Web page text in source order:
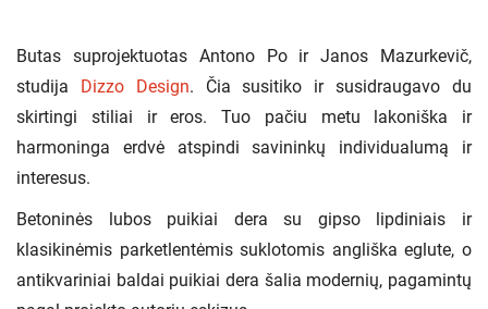
Butas suprojektuotas Antono Po ir Janos Mazurkevič,
studija Dizzo Design. Čia susitiko ir susidraugavo du
skirtingi stiliai ir eros. Tuo pačiu metu lakoniška ir
harmoninga erdvė atspindi savininkų individualumą ir
interesus.
Betoninės lubos puikiai dera su gipso lipdiniais ir
klasikinėmis parketlentėmis suklotomis angliška eglute, o
antikvariniai baldai puikiai dera šalia modernių, pagamintų